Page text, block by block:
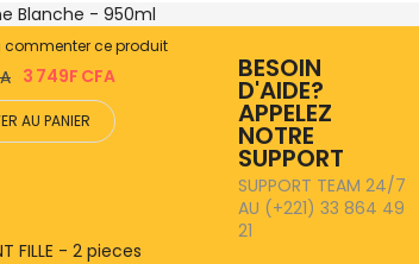
-58%
Blanche - 950ml
commenter ce produit
3 749F CFA
AU PANIER
HABILLEMENT FILLE - 2 pieces
BESOIN
D'AIDE?
APPELEZ
NOTRE
SUPPORT
SUPPORT TEAM 24/7
AU (+221) 33 864 49
21